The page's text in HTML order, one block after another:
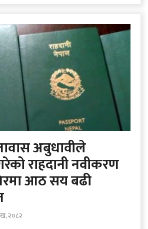
अबुधावीले
राहदानी नवीकरण
आठ सय बढी
२०८२